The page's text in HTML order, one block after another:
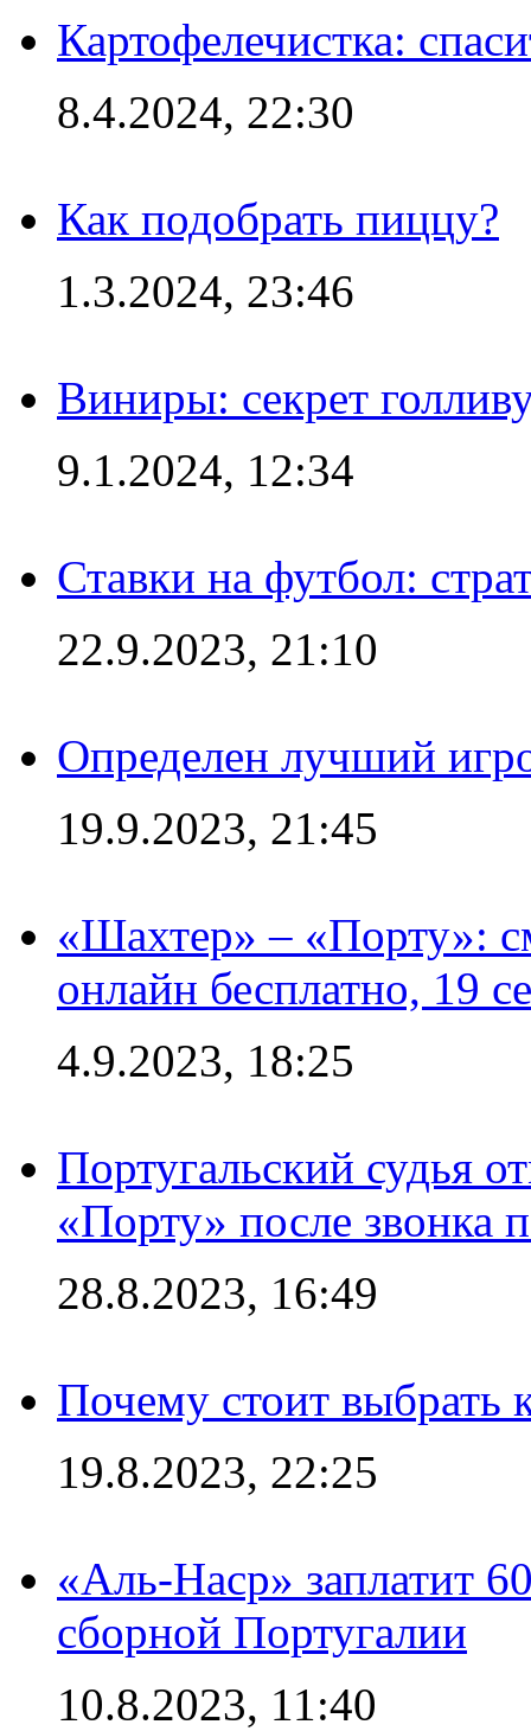
Картофелечистка:
8.4.2024, 22:30
Как подобрать пиццу?
1.3.2024, 23:46
Виниры: секрет
9.1.2024, 12:34
Ставки на футбол:
22.9.2023, 21:10
Определен лучший
19.9.2023, 21:45
«Шахтер» – «Порту»:
онлайн бесплатно, 19
4.9.2023, 18:25
Португальский судья
«Порту» после звонка
28.8.2023, 16:49
Почему стоит выбрать
19.8.2023, 22:25
«Аль-Наср» заплатит
сборной Португалии
10.8.2023, 11:40